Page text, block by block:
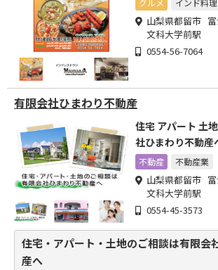
グルメ インド料理
山梨県都留市
文科大学前駅
0554-56-7064
有限会社ひまわり不動産
住宅 アパート 土
社ひまわり不動産
不動産 不動産業
山梨県都留市
文科大学前駅
0554-45-3573
住宅・アパート・土地のご相談は有限会
産へ